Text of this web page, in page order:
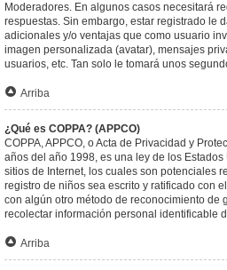
Moderadores. En algunos casos necesitará
respuestas. Sin embargo, estar registrado le
adicionales y/o ventajas que como usuario
imagen personalizada (avatar), mensajes
usuarios, etc. Tan solo le tomará unos
Arriba
¿Qué es COPPA? (APPCO)
COPPA, APPCO, o Acta de Privacidad y
años del año 1998, es una ley de los
sitios de Internet, los cuales son potenciales
registro de niños sea escrito y ratificado con
con algún otro método de reconocimiento de
recolectar información personal identificable
Arriba